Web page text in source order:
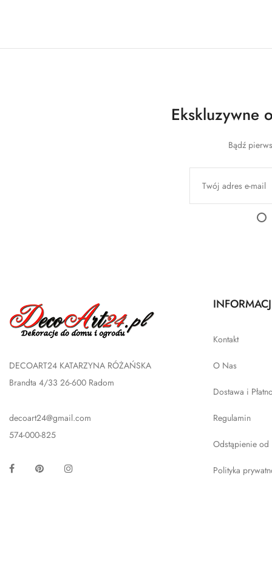
Ekskluzywne
Bądź
DECOART24 KATARZYNA RÓŻAŃSKA
Brandta 4/33 26-600 Radom
decoart24@gmail.com
574-000-825
Facebook Pinterest
Kontakt
O Nas
Dostawa i
Regulamin
Odstąpienie od
Polityka